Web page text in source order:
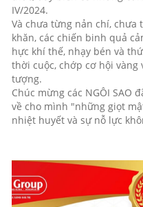
IV/2024.
Và chưa từng nản chí,
khăn, các chiến binh quả
hực khí thế, nhạy bén và
thời cuộc, chớp cơ hội vàng
tượng.
Chúc mừng các NGÔI SAO
về cho mình "những giọt
nhiệt huyết và sự nỗ lực